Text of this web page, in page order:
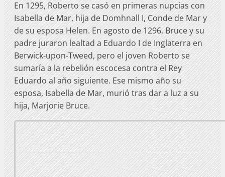
En 1295, Roberto se casó en primeras nupcias con
Isabella de Mar, hija de Domhnall I, Conde de Mar y
de su esposa Helen. En agosto de 1296, Bruce y su
padre juraron lealtad a Eduardo I de Inglaterra en
Berwick-upon-Tweed, pero el joven Roberto se
sumaría a la rebelión escocesa contra el Rey
Eduardo al año siguiente. Ese mismo año su
esposa, Isabella de Mar, murió tras dar a luz a su
hija, Marjorie Bruce.